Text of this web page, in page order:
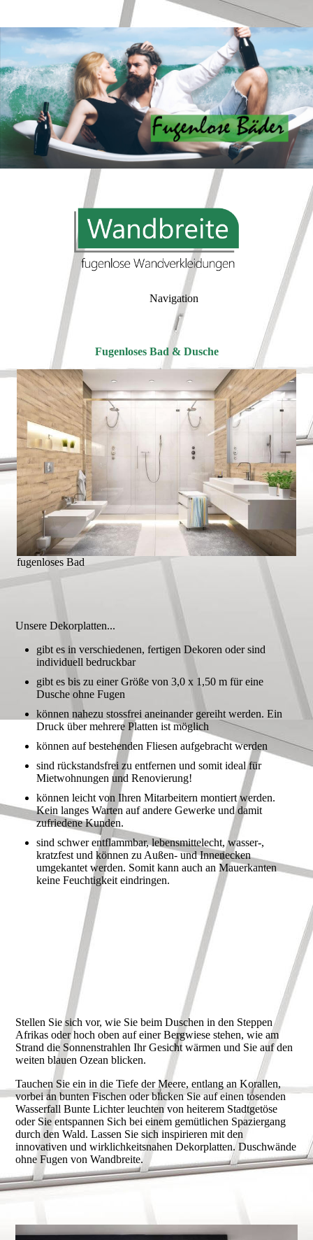
Navigation
Fugenloses Bad & Dusche
fugenloses Bad
Unsere Dekorplatten...
gibt es in verschiedenen, fertigen Dekoren oder sind
individuell bedruckbar
gibt es bis zu einer Größe von 3,0 x 1,50 m für eine
Dusche ohne Fugen
können nahezu stossfrei aneinander gereiht werden. Ein
Druck über mehrere Platten ist möglich
können auf bestehenden Fliesen aufgebracht werden
sind rückstandsfrei zu entfernen und somit ideal für
Mietwohnungen und Renovierung!
können leicht von Ihren Mitarbeitern montiert werden.
Kein langes Warten auf andere Gewerke und damit
zufriedene Kunden.
sind schwer entflammbar, lebensmittelecht, wasser-,
kratzfest und können zu Außen- und Innenecken
umgekantet werden. Somit kann auch an Mauerkanten
keine Feuchtigkeit eindringen.
Stellen Sie sich vor, wie Sie beim Duschen in den Steppen
Afrikas oder hoch oben auf einer Bergwiese stehen, wie am
Strand die Sonnenstrahlen Ihr Gesicht wärmen und Sie auf den
weiten blauen Ozean blicken.
Tauchen Sie ein in die Tiefe der Meere, entlang an Korallen,
vorbei an bunten Fischen oder blicken Sie auf einen tosenden
Wasserfall Bunte Lichter leuchten von heiterem Stadtgetöse
oder Sie entspannen Sich bei einem gemütlichen Spaziergang
durch den Wald. Lassen Sie sich inspirieren mit den
innovativen und wirklichkeitsnahen Dekorplatten. Duschwände
ohne Fugen von Wandbreite.